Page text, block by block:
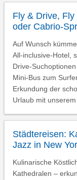
Fly & Drive,
oder Cabrio-
Auf Wunsch
All-inclusive-Hotel,
Drive-
Mini-Bus zum
Erkundung der
Urlaub mit
Städtereisen:
Jazz in New
Kulinarische
Kathedralen –